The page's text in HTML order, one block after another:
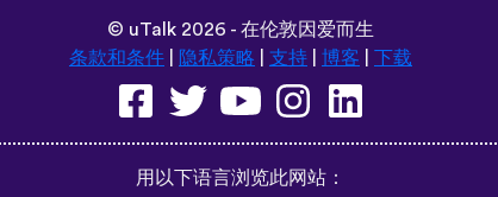
© uTalk 2026 - 在伦敦因爱而生
条款和条件
隐私策略 支持 博客 下载
用以下语言浏览此网站：